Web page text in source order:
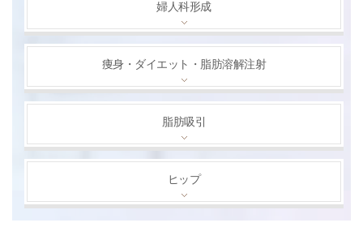
婦人科形成
痩身・ダイエット・脂肪溶解注射
脂肪吸引
ヒップ